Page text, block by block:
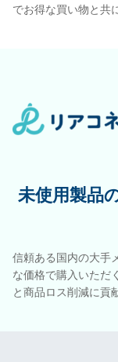
でお得な買い物と共
未使用製品
信頼ある国内の大手
な価格で購入いただ
と商品ロス削減に貢